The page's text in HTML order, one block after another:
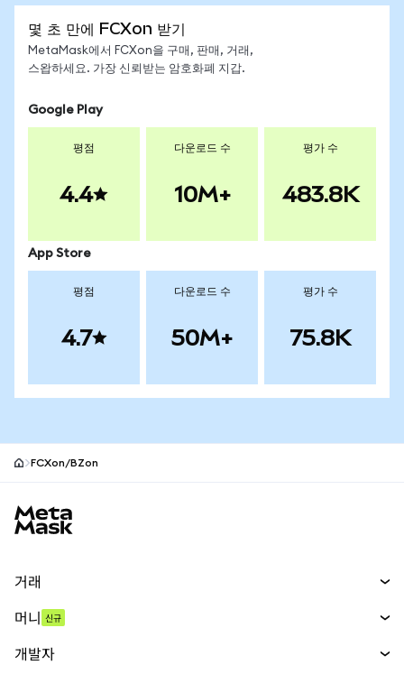
몇 초 만에 FCXon 받기
MetaMask에서 FCXon을 구매, 판매, 거래,
스왑하세요. 가장 신뢰받는 암호화폐 지갑.
Google Play
평점
4.4
다운로드 수
10M+
평가 수
483.8K
App Store
평점
4.7
다운로드 수
50M+
평가 수
75.8K
FCXon/BZon
거래
무기한 선물
머니 신규
개발자